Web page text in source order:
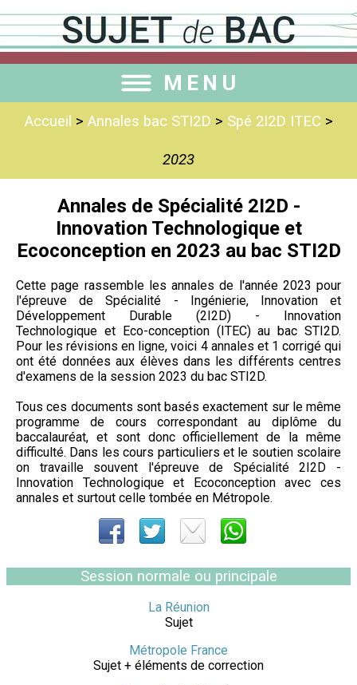
MENU
Accueil > Annales bac STI2D > Spé 2I2D ITEC >
2023
Annales de Spécialité 2I2D -
Innovation Technologique et
Ecoconception en 2023 au bac STI2D
Cette page rassemble les annales de l'année 2023 pour
l'épreuve de Spécialité - Ingénierie, Innovation et
Développement Durable (2I2D) - Innovation
Technologique et Eco-conception (ITEC) au bac STI2D.
Pour les révisions en ligne, voici 4 annales et 1 corrigé qui
ont été données aux élèves dans les différents centres
d'examens de la session 2023 du bac STI2D.
Tous ces documents sont basés exactement sur le même
programme de cours correspondant au diplôme du
baccalauréat, et sont donc officiellement de la même
difficulté. Dans les cours particuliers et le soutien scolaire
on travaille souvent l'épreuve de Spécialité 2I2D -
Innovation Technologique et Ecoconception avec ces
annales et surtout celle tombée en Métropole.
Session normale ou principale
La Réunion
Sujet
Métropole France
Sujet + éléments de correction